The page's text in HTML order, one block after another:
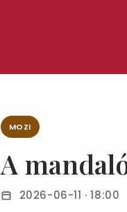
MOZI
A
2026-06-11 · 18:00